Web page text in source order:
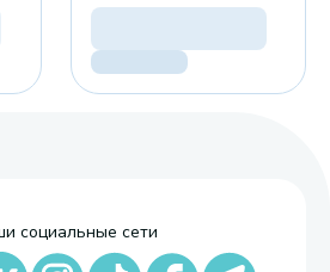
социальные сети